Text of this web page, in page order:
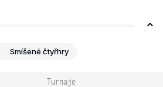
Smíšené čtyřhry
Turnaje